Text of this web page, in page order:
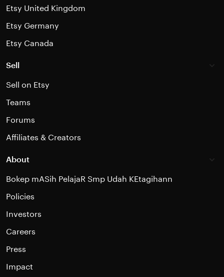
Etsy United Kingdom
Etsy Germany
Etsy Canada
Sell
Sell on Etsy
Teams
Forums
Affiliates & Creators
About
Bokep mASih PelajaR Smp Udah KEtagihann
Policies
Investors
Careers
Press
Impact